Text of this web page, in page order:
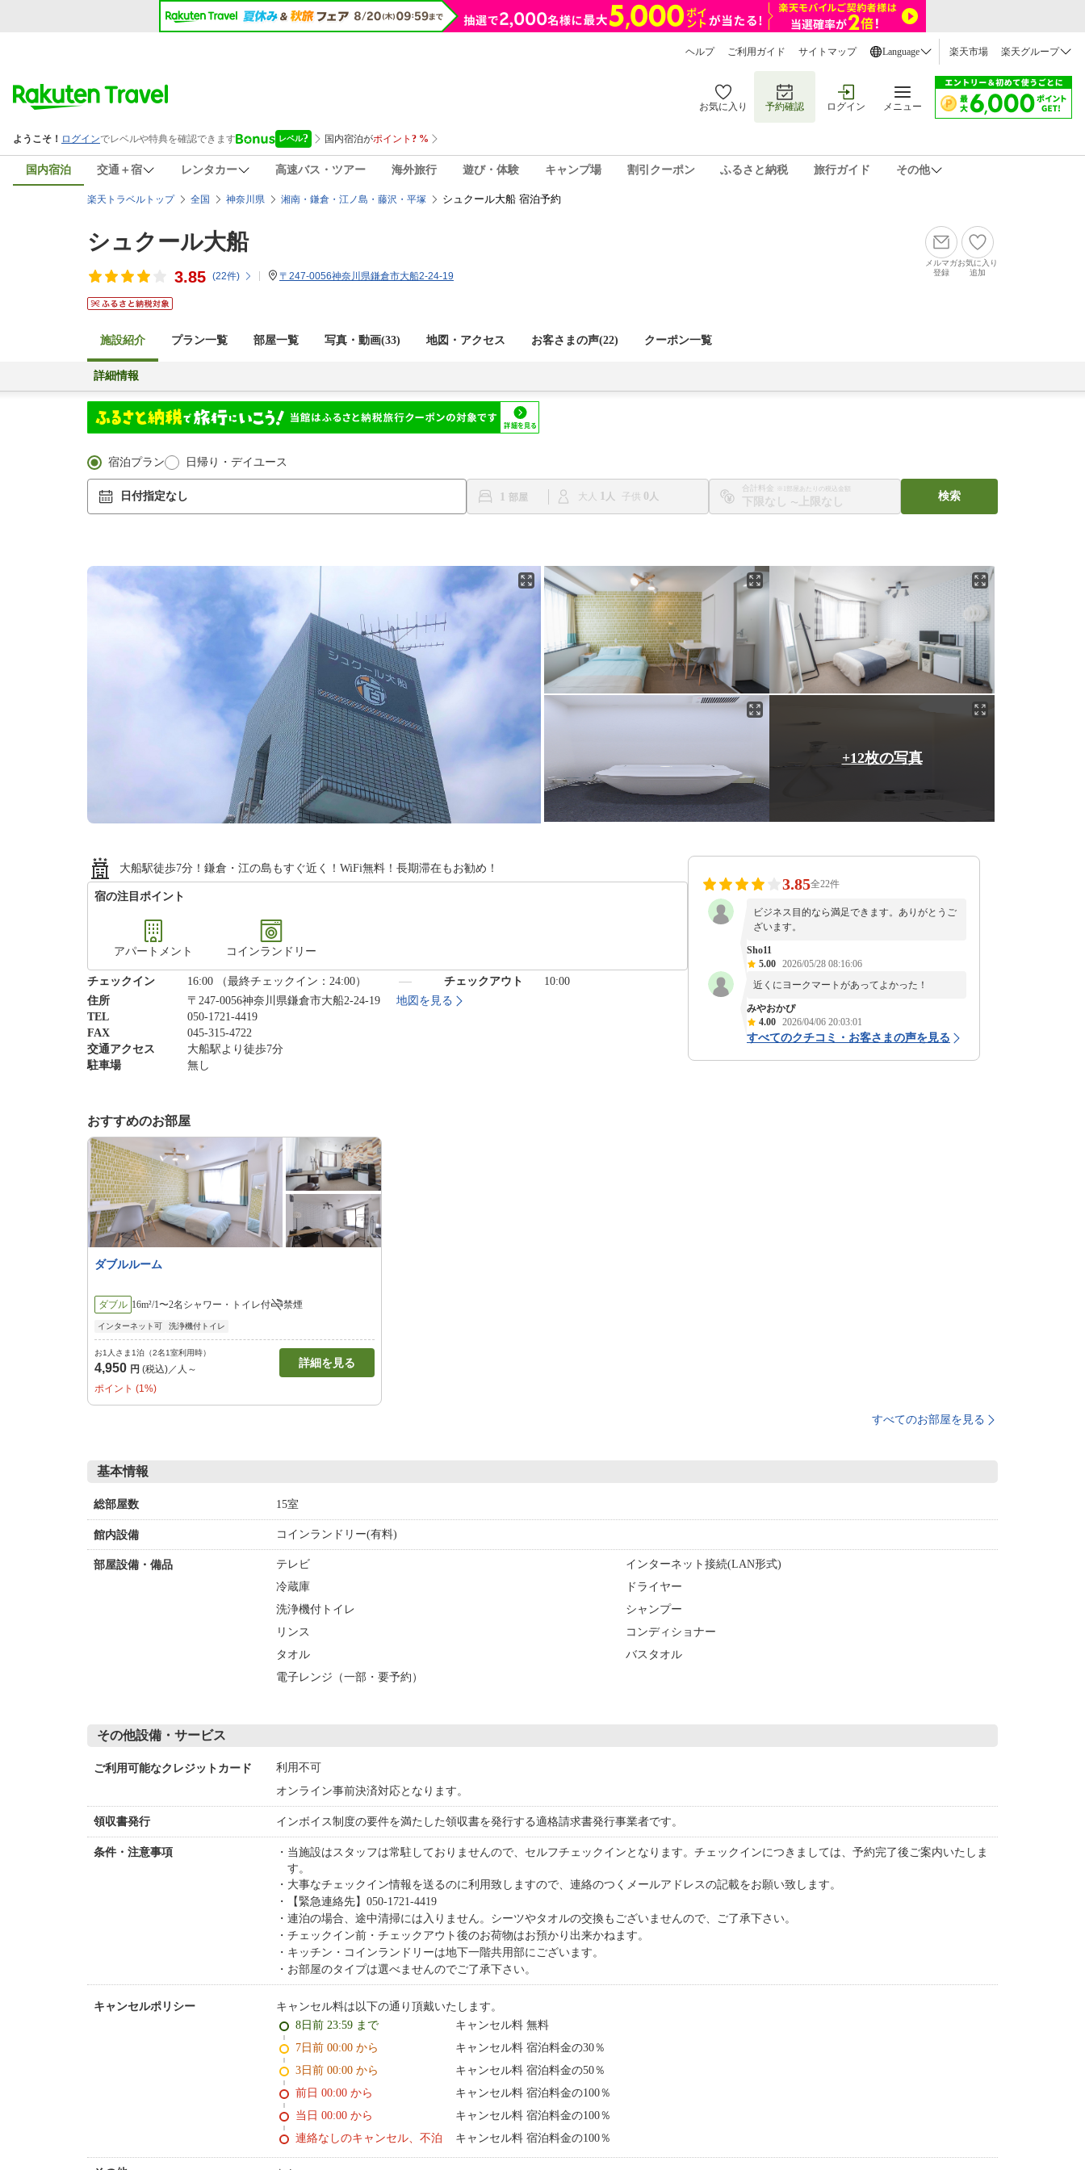
ヘルプ ご利用ガイド サイトマップ Language 楽天市場 楽天グループ
お気に入り 予約確認 ログイン メニュー
国内宿泊 交通＋宿 レンタカー 高速バス・ツアー 海外旅行 遊び・体験 キャンプ場 割引クーポン ふるさと納税 旅行ガイド その他
楽天トラベルトップ 全国 神奈川県 湘南・鎌倉・江ノ島・藤沢・平塚 シュクール大船 宿泊予約
シュクール大船
3.85 (22件) 〒247-0056神奈川県鎌倉市大船2-24-19
メルマガ
登録
お気に入り
追加
施設紹介 プラン一覧 部屋一覧 写真・動画(33) 地図・アクセス お客さまの声(22) クーポン一覧
詳細情報
宿泊プラン 日帰り・デイユース
日付指定なし 1 大人 1 子供 0
合計料金 ※1部屋あたりの税込金額
〜
検索
+12枚の写真
大船駅徒歩7分！鎌倉・江の島もすぐ近く！WiFi無料！長期滞在もお勧め！
宿の注目ポイント
アパートメント コインランドリー
チェックイン 16:00 （最終チェックイン：24:00） チェックアウト
10:00
住所
〒247-0056神奈川県鎌倉市大船2-24-19
地図を見る
TEL
050-1721-4419
FAX
045-315-4722
交通アクセス
大船駅より徒歩7分
駐車場
無し
3.85全22件
ビジネス目的なら満足できます。ありがとうご
ざいます。
Sho11
5.00 2026/05/28 08:16:06
近くにヨークマートがあってよかった！
みやおかぴ
4.00 2026/04/06 20:03:01
すべてのクチコミ・お客さまの声を見る
おすすめのお部屋
ダブルルーム
ダブル 16m²/1〜2名 シャワー・トイレ付 禁煙
インターネット可 洗浄機付トイレ
お1人さま1泊（2名1室利用時）
4,950 円 (税込)／人～ 詳細を見る
ポイント (1%)
すべてのお部屋を見る
基本情報
総部屋数 15室
館内設備 コインランドリー(有料)
部屋設備・備品 テレビ
インターネット接続(LAN形式)
冷蔵庫
ドライヤー
洗浄機付トイレ
シャンプー
リンス
コンディショナー
タオル
バスタオル
電子レンジ（一部・要予約）
その他設備・サービス
ご利用可能なクレジットカード 利用不可
オンライン事前決済対応となります。
領収書発行 インボイス制度の要件を満たした領収書を発行する適格請求書発行事業者です。
条件・注意事項
当施設はスタッフは常駐しておりませんので、セルフチェックインとなります。チェックインにつきましては、予約完了後ご案内いたしま
す。
大事なチェックイン情報を送るのに利用致しますので、連絡のつくメールアドレスの記載をお願い致します。
【緊急連絡先】050-1721-4419
連泊の場合、途中清掃には入りません。シーツやタオルの交換もございませんので、ご了承下さい。
チェックイン前・チェックアウト後のお荷物はお預かり出来かねます。
キッチン・コインランドリーは地下一階共用部にございます。
お部屋のタイプは選べませんのでご了承下さい。
キャンセルポリシー キャンセル料は以下の通り頂戴いたします。
8日前 23:59 まで
キャンセル料 無料
7日前 00:00 から
キャンセル料 宿泊料金の30％
3日前 00:00 から
キャンセル料 宿泊料金の50％
前日 00:00 から
キャンセル料 宿泊料金の100％
当日 00:00 から
キャンセル料 宿泊料金の100％
連絡なしのキャンセル、不泊
キャンセル料 宿泊料金の100％